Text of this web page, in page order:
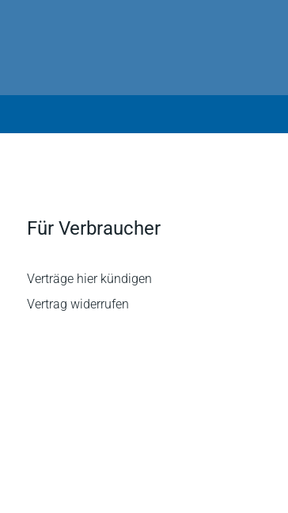
Für Verbraucher
Verträge hier kündigen
Vertrag widerrufen